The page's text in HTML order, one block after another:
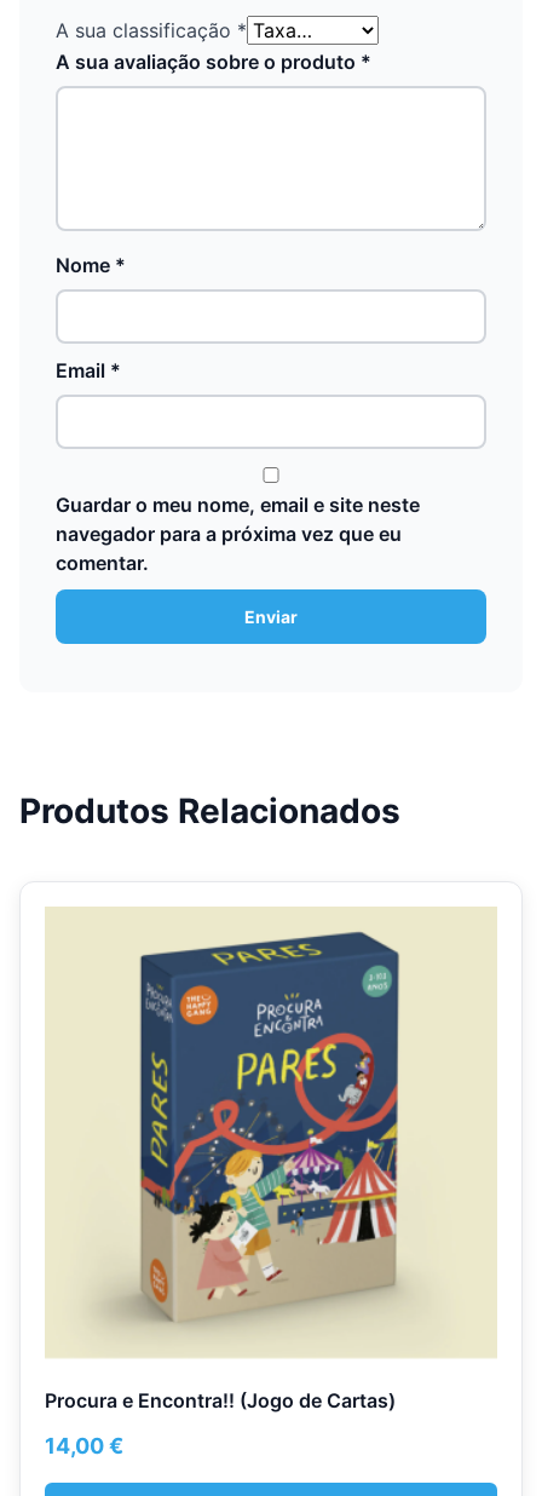
A sua classificação *
A sua avaliação sobre o produto *
Nome *
Email *
Guardar o meu nome, email e site neste
navegador para a próxima vez que eu
comentar.
Produtos Relacionados
Procura e Encontra!! (Jogo de Cartas)
14,00€